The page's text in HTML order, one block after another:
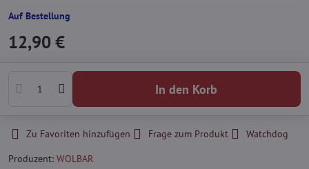
Auf Bestellung
12,90 €
In den Korb
Zu Favoriten hinzufügen Frage zum Produkt
Watchdog
Produzent: WOLBAR